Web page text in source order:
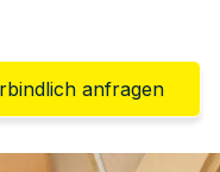
anfragen